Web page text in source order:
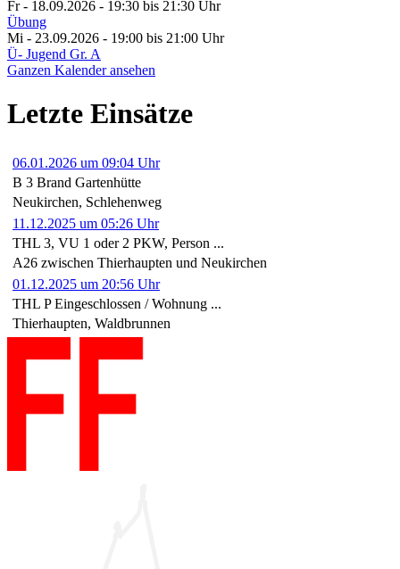
Fr - 18.09.2026 - 19:30 bis 21:30 Uhr
Übung
Mi - 23.09.2026 - 19:00 bis 21:00 Uhr
Ü- Jugend Gr. A
Ganzen Kalender ansehen
Letzte Einsätze
06.01.2026 um 09:04 Uhr
B 3 Brand Gartenhütte
Neukirchen, Schlehenweg
11.12.2025 um 05:26 Uhr
THL 3, VU 1 oder 2 PKW, Person ...
A26 zwischen Thierhaupten und Neukirchen
01.12.2025 um 20:56 Uhr
THL P Eingeschlossen / Wohnung ...
Thierhaupten, Waldbrunnen